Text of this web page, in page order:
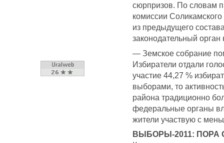
сюрпризов. По словам
комиссии
из предыдущего
законодательный
— Земское собрание
Избиратели отдали
участие 44,27 %
выборами, то
района традиционно
федеральные органы
жители участвую с
ВЫБОРЫ-2011: ПОРА